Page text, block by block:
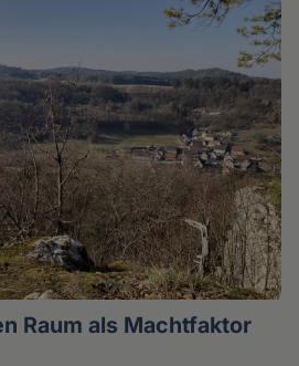
Raum als Machtfaktor